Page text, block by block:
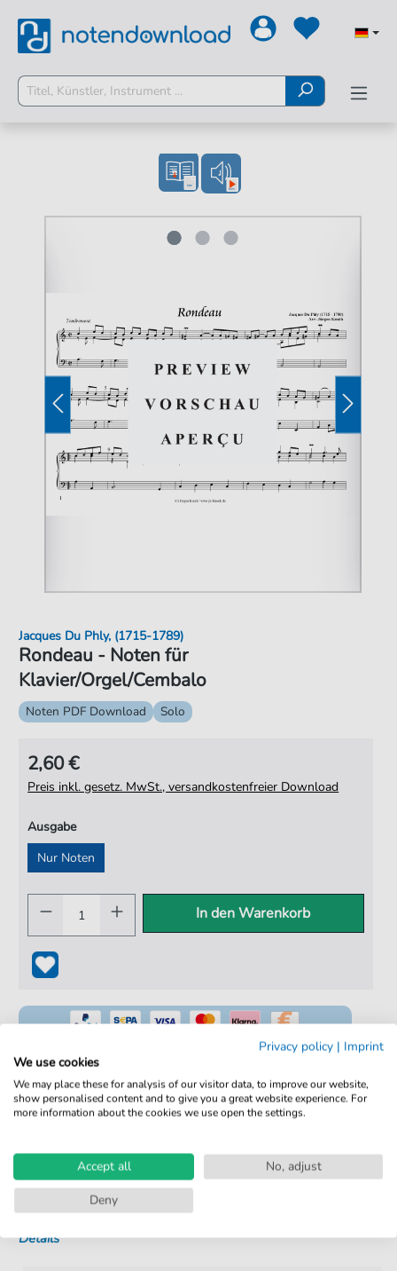
Rondeau - Noten für
Klavier/Orgel/Cembalo
Jacques Du Phly, (1715-1789)
Noten PDF Download Solo
2,60 €
Preis inkl. gesetz. MwSt., versandkostenfreier Download
Ausgabe
Nur Noten
In den Warenkorb
100% Legal & Lizenziert
Kein Abo. Fairer Einzelkauf.
Sofortiger Download nach Kauf
Details
Privacy policy | Imprint
We use cookies
We may place these for analysis of our visitor data, to improve our website,
show personalised content and to give you a great website experience. For
more information about the cookies we use open the settings.
Accept all
No, adjust
Deny